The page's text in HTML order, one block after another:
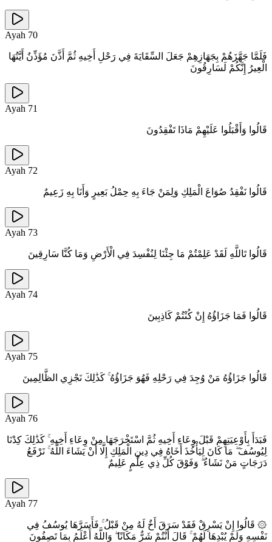
Ayah 70
فَلَمَّا جَهَّزَهُمْ بِجَهَازِهِمْ جَعَلَ السِّقَايَةَ فِي رَحْلِ أَخِيهِ ثُمَّ أَذَّنَ مُؤَذِّنٌ أَيَّتُهَا
الْعِيرُ إِنَّكُمْ لَسَارِقُونَ
Ayah 71
قَالُوا وَأَقْبَلُوا عَلَيْهِمْ مَاذَا تَفْقِدُونَ
Ayah 72
قَالُوا نَفْقِدُ صُوَاعَ الْمَلِكِ وَلِمَنْ جَاءَ بِهِ حِمْلُ بَعِيرٍ وَأَنَا بِهِ زَعِيمٌ
Ayah 73
قَالُوا تَاللَّهِ لَقَدْ عَلِمْتُمْ مَا جِئْنَا لِنُفْسِدَ فِي الْأَرْضِ وَمَا كُنَّا سَارِقِينَ
Ayah 74
قَالُوا فَمَا جَزَاؤُهُ إِنْ كُنْتُمْ كَاذِبِينَ
Ayah 75
قَالُوا جَزَاؤُهُ مَنْ وُجِدَ فِي رَحْلِهِ فَهُوَ جَزَاؤُهُ ۚ كَذَٰلِكَ نَجْزِي الظَّالِمِينَ
Ayah 76
فَبَدَأَ بِأَوْعِيَتِهِمْ قَبْلَ وِعَاءِ أَخِيهِ ثُمَّ اسْتَخْرَجَهَا مِنْ وِعَاءِ أَخِيهِ ۚ كَذَٰلِكَ كِدْنَا
لِيُوسُفَ ۖ مَا كَانَ لِيَأْخُذَ أَخَاهُ فِي دِينِ الْمَلِكِ إِلَّا أَنْ يَشَاءَ اللَّهُ ۚ نَرْفَعُ
دَرَجَاتٍ مَنْ نَشَاءُ ۗ وَفَوْقَ كُلِّ ذِي عِلْمٍ عَلِيمٌ
Ayah 77
۞ قَالُوا إِنْ يَسْرِقْ فَقَدْ سَرَقَ أَخٌ لَهُ مِنْ قَبْلُ ۚ فَأَسَرَّهَا يُوسُفُ فِي
نَفْسِهِ وَلَمْ يُبْدِهَا لَهُمْ ۚ قَالَ أَنْتُمْ شَرٌّ مَكَانًا ۖ وَاللَّهُ أَعْلَمُ بِمَا تَصِفُونَ